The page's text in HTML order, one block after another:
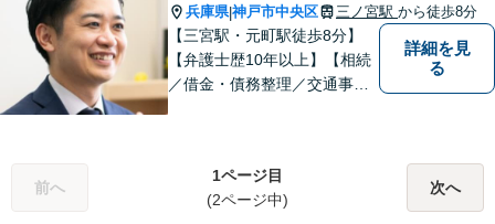
兵庫県|神戸市中央区 三ノ宮駅 から徒歩8分
【三宮駅・元町駅徒歩8分】
【弁護士歴10年以上】【相続
／借金・債務整理／交通事
ていただいています。お困り
ごとがあればお気軽に。【夜
詳細を見
る
前へ
1ページ目
(2ページ中)
次へ